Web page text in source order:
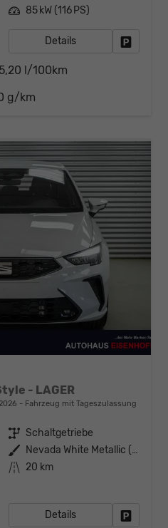
Leistung 85 kW (116 PS)
Details
5,20 l/100km
g/km
- LAGER
Fahrzeug mit Tageszulassung
Getriebe Schaltgetriebe
Außenfarbe
Nevada White Metallic (2Y)
Kilometerstand 20 km
Details